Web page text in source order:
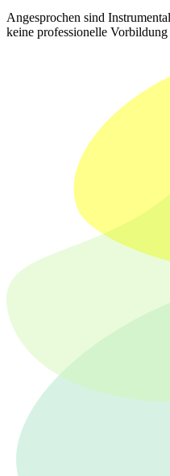
Angesprochen sind
keine professionelle